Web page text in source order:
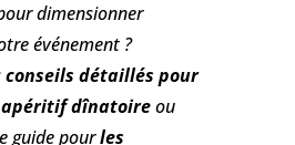
dimensionner
événement ?
conseils détaillés pour
dînatoireou
guide pourles